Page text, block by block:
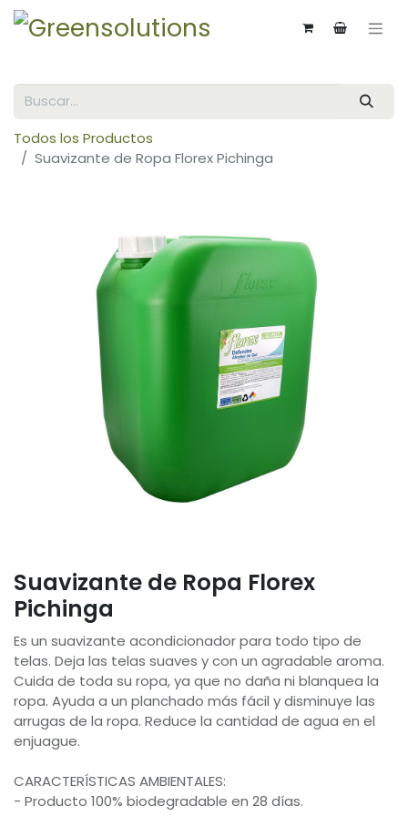
Todos los Productos
Suavizante de Ropa Florex Pichinga
Suavizante de Ropa Florex
Pichinga
Es un suavizante acondicionador para todo tipo de
telas. Deja las telas suaves y con un agradable aroma.
Cuida de toda su ropa, ya que no daña ni blanquea la
ropa. Ayuda a un planchado más fácil y disminuye las
arrugas de la ropa. Reduce la cantidad de agua en el
enjuague.
CARACTERÍSTICAS AMBIENTALES:
- Producto 100% biodegradable en 28 días.